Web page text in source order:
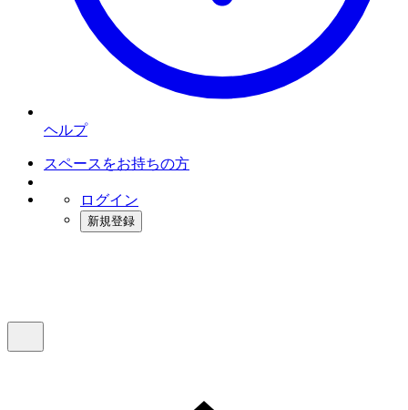
ヘルプ
スペースをお持ちの方
ログイン
新規登録